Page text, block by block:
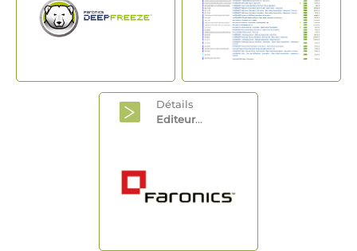
Détails
Editeur...